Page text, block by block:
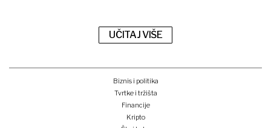
UČITAJ VIŠE
Biznis i politika
Tvrtke i tržišta
Financije
Kripto